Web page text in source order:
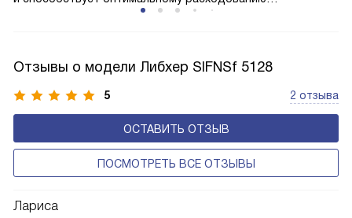
камеры.
Отзывы о модели Либхер SIFNSf 5128
5 2 отзыва
ОСТАВИТЬ ОТЗЫВ
ПОСМОТРЕТЬ ВСЕ ОТЗЫВЫ
Лариса